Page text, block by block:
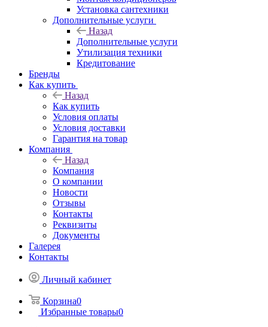
Установка сантехники
Дополнительные услуги
Назад
Дополнительные услуги
Утилизация техники
Кредитование
Бренды
Как купить
Назад
Как купить
Условия оплаты
Условия доставки
Гарантия на товар
Компания
Назад
Компания
О компании
Новости
Отзывы
Контакты
Реквизиты
Документы
Галерея
Контакты
Личный кабинет
Корзина0
Избранные товары0